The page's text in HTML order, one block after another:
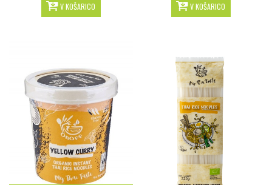
V KOŠARICO V KOŠARICO